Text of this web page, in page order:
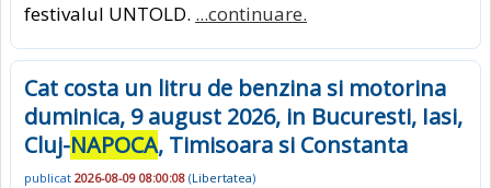
festivalul UNTOLD. ...continuare.
Cat costa un litru de benzina si motorina
duminica, 9 august 2026, in Bucuresti, Iasi,
Cluj-NAPOCA, Timisoara si Constanta
publicat 2026-08-09 08:00:08 (Libertatea)